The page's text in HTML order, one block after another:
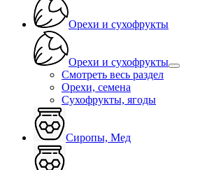
Орехи и сухофрукты
Орехи и сухофрукты
Смотреть весь раздел
Орехи, семена
Сухофрукты, ягоды
Сиропы, Мед